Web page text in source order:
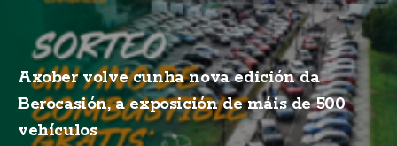
Axober volve cunha nova edición da
Berocasión, a exposición de máis de 500
vehículos